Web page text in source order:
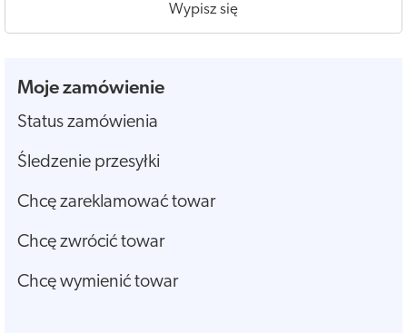
Wypisz się
Moje zamówienie
Status zamówienia
Śledzenie przesyłki
Chcę zareklamować towar
Chcę zwrócić towar
Chcę wymienić towar